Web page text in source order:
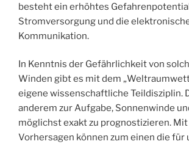
besteht ein erhöhtes
Stromversorgung und die
Kommunikation.
In Kenntnis der Gefährlichkeit von
Winden gibt es mit dem
eigene wissenschaftliche Teildisziplin.
anderem zur Aufgabe, Sonnenwinde
möglichst exakt zu prognostizieren.
Vorhersagen können zum einen die für